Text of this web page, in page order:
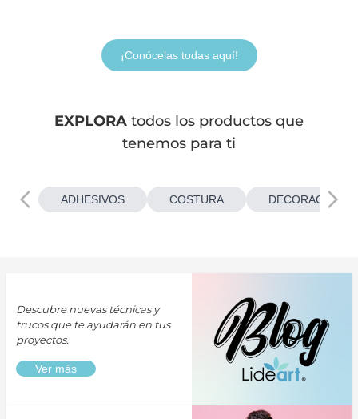
¡Conócelas todas aquí!
EXPLORA todos los productos que
tenemos para ti
ADHESIVOS COSTURA
Descubre nuevas técnicas y
trucos que te ayudarán en tus
proyectos.
Ver más